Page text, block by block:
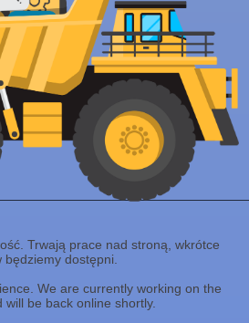
Trwają prace nad stroną, wkrótce
będziemy dostępni.
We are currently working on the
will be back online shortly.